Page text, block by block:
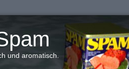
und aromatisch.